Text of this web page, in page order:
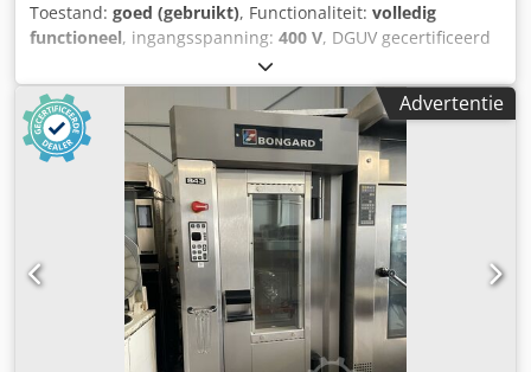
Toestand: goed (gebruikt), Functionaliteit: volledig
functioneel, ingangsspanning: 400 V, DGUV gecertificeerd
, type ingangsstroom:
deegverdeler Bongard Baguette deegverdeler
automatische deegverdeling en vormgeving 10/20
deegverdelingen ruimtebesparend veelzijdig inzetbaar
capaciteit: 900 tot 1250 stuks/uur aansluiting: 400V, 16A-
CEE stekker Afmetingen: 530 x 690 x 1140/1860 mm
(BxDxH) Cedpfx Aajytzwisrjha Gebruikte machine Bezoek
onze grote bakkerijmachine-voorraad!
Advertentie